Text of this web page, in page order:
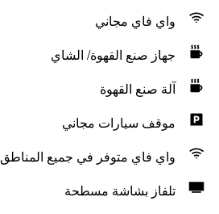
واي فاي مجاني
جهاز صنع القهوة/ الشاي
آلة صنع القهوة
موقف سيارات مجاني
واي فاي متوفر في جميع المناطق
تلفاز بشاشة مسطحة